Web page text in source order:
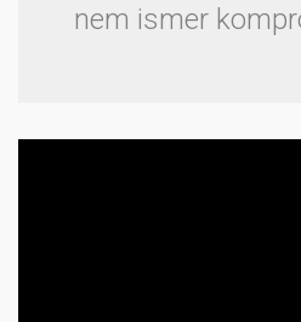
nem ismer